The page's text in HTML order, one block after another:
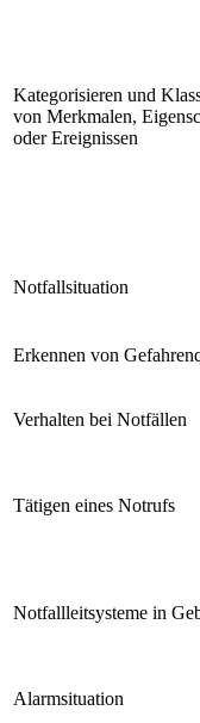
Kategorisieren und
von Merkmalen,
oder Ereignissen
Notfallsituation
Erkennen von
Verhalten bei Notfällen
Tätigen eines Notrufs
Notfallleitsysteme in
Alarmsituation